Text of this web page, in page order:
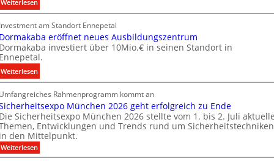
g
y
w
i
r
d
z
u
r
e
i
g
e
n
I
n
v
e
s
t
i
t
i
o
n
s
p
a
Weiterlesen
D
i
g
i
t
a
l
e
B
r
a
n
d
am Standort Ennepetal
eröffnet neues Ausbildungszentrum
investiert über 10Mio.€ in seinen Standort in
Weiterlesen:
D
o
r
m
a
k
a
Rahmenprogramm kommt an
München 2026 geht erfolgreich zu Ende
Sicherheitsexpo München 2026 stellte vom 1. bis 2. Juli
Entwicklungen und Trends rund um Sicherheitstechniken
den Mittelpunkt.
Weiterlesen:
S